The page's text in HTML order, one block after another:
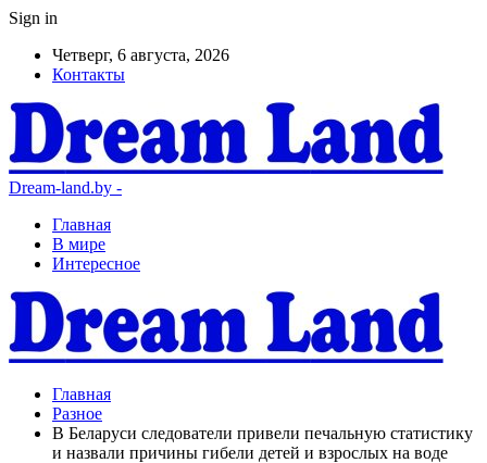
Sign in
Четверг, 6 августа, 2026
Контакты
Dream-land.by -
Главная
В мире
Интересное
Главная
Разное
В Беларуси следователи привели печальную статистику
и назвали причины гибели детей и взрослых на воде